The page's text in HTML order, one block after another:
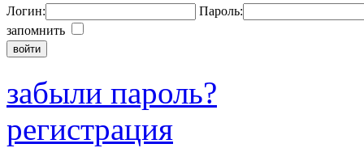
Логин:
Пароль:
запомнить
забыли пароль?
регистрация